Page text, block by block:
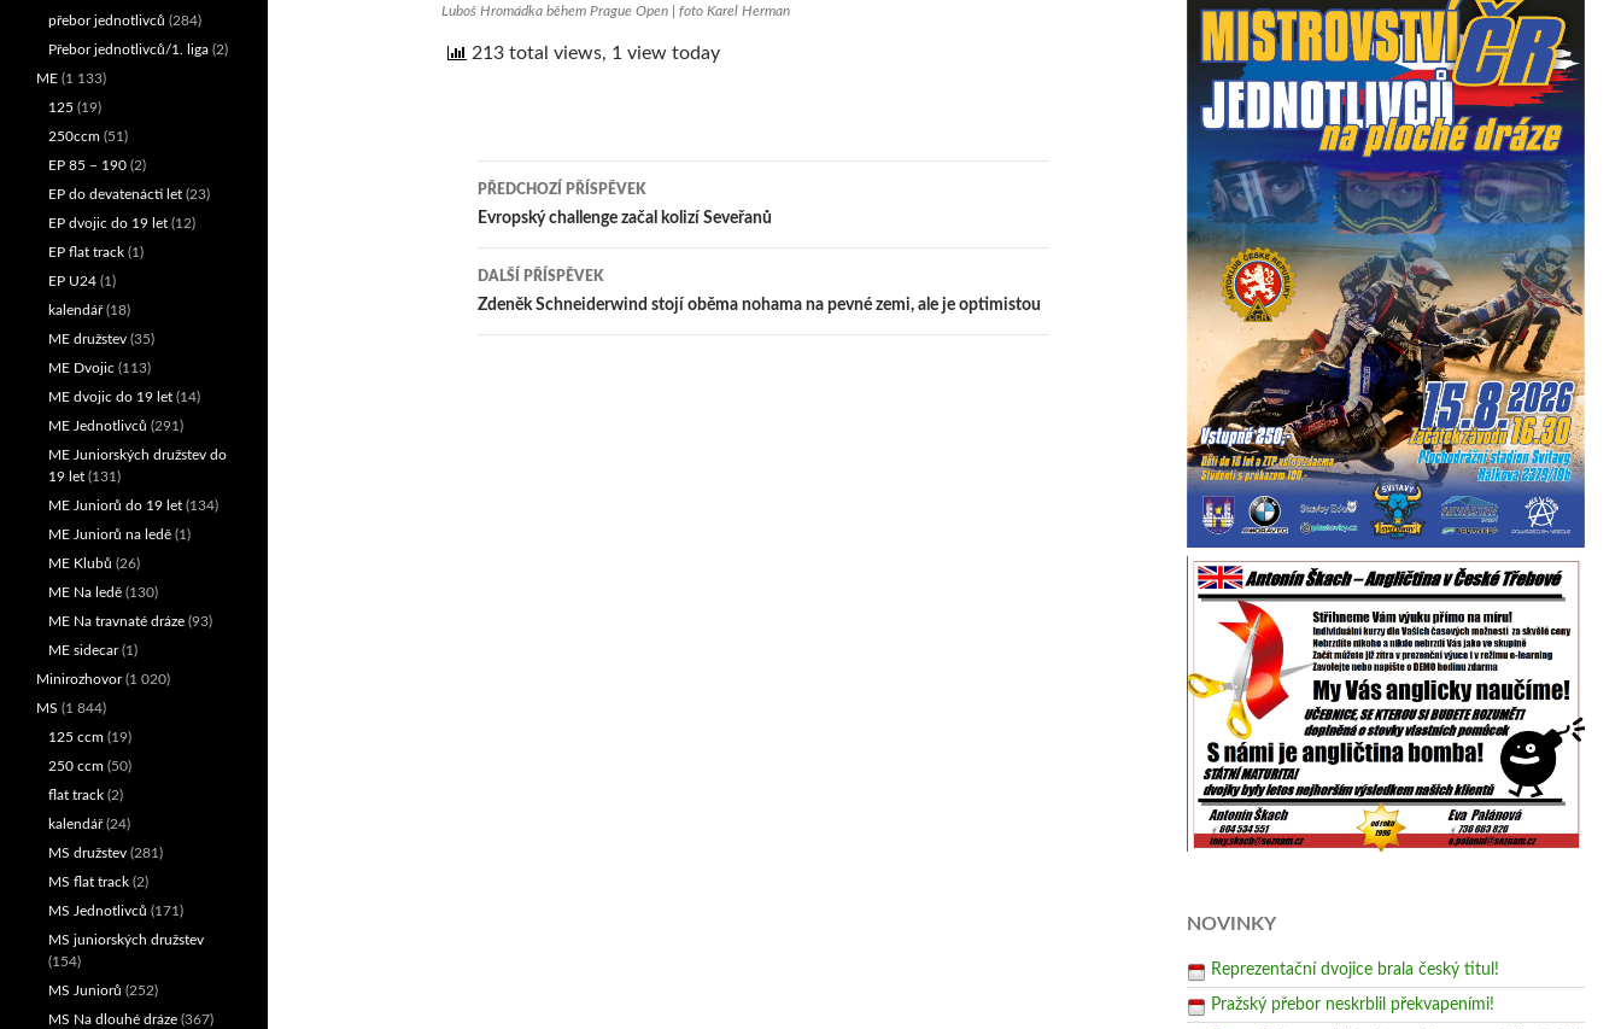
Luboš Hromádka během Prague Open | foto Karel Herman
213 total views, 1 view today
Navigace
pro
příspěvek
PŘEDCHOZÍ PŘÍSPĚVEK
Evropský challenge začal kolizí Seveřanů
DALŠÍ PŘÍSPĚVEK
Zdeněk Schneiderwind stojí oběma nohama na pevné zemi, ale je optimistou
NOVINKY
Reprezentační dvojice brala český titul!
Pražský přebor neskrblil překvapeními!
přebor jednotlivců (284)
Přebor jednotlivců/1. liga (2)
ME (1 133)
125 (19)
250ccm (51)
EP 85 – 190 (2)
EP do devatenácti let (23)
EP dvojic do 19 let (12)
EP flat track (1)
EP U24 (1)
kalendář(18)
ME družstev (35)
ME Dvojic (113)
ME dvojic do 19 let (14)
ME Jednotlivců (291)
ME Juniorských družstev do
19 let (131)
ME Juniorů do 19 let (134)
ME Juniorů na ledě (1)
ME Klubů (26)
ME Na ledě (130)
ME Na travnaté dráze (93)
ME sidecar(1)
Minirozhovor(1 020)
MS (1 844)
125 ccm (19)
250 ccm (50)
flat track (2)
kalendář(24)
MS družstev (281)
MS flat track (2)
MS Jednotlivců (171)
MS juniorských družstev
(154)
MS Juniorů (252)
MS Na dlouhé dráze (367)